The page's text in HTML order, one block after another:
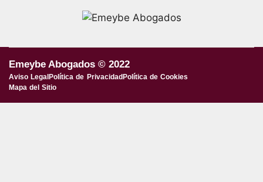
Emeybe Abogados © 2022
Aviso LegalPolítica de PrivacidadPolítica de Cookies
Mapa del Sitio